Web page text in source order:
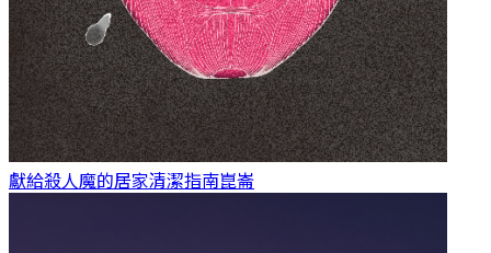
獻給殺人魔的居家清潔指南崑崙